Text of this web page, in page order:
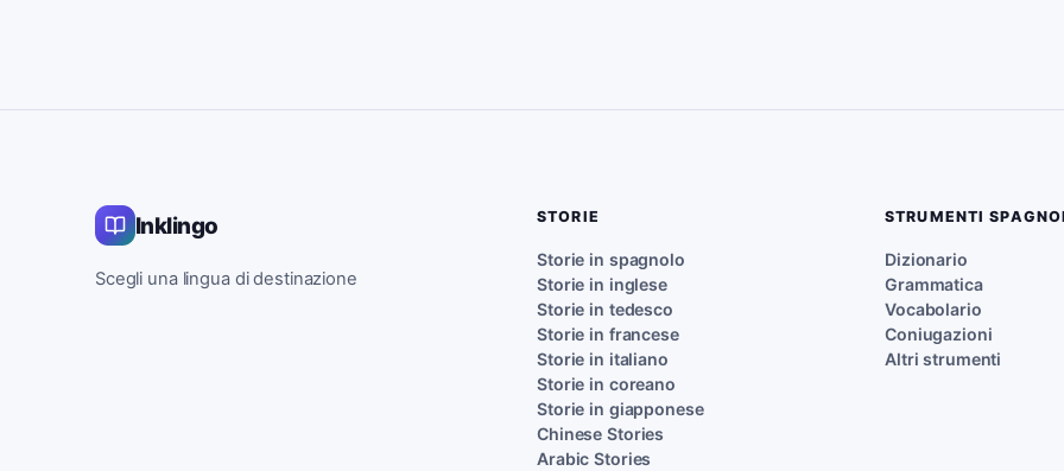
Inklingo
Scegli una lingua di destinazione
STORIE
Storie in spagnolo
Storie in inglese
Storie in tedesco
Storie in francese
Storie in italiano
Storie in coreano
Storie in giapponese
Chinese Stories
Arabic Stories
STRUMENTI
Dizionario
Grammatica
Vocabolario
Coniugazioni
Altri strumenti